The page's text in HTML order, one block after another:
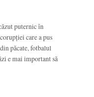
puternic în
care a pus
păcate, fotbalul
e mai important să